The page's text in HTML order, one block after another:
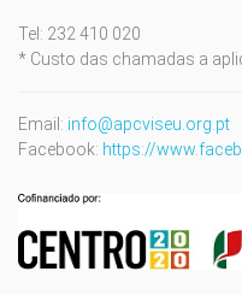
Tel: 232 410 020
* Custo das chamadas a
Email: info@apcviseu.org.pt
Facebook: https://